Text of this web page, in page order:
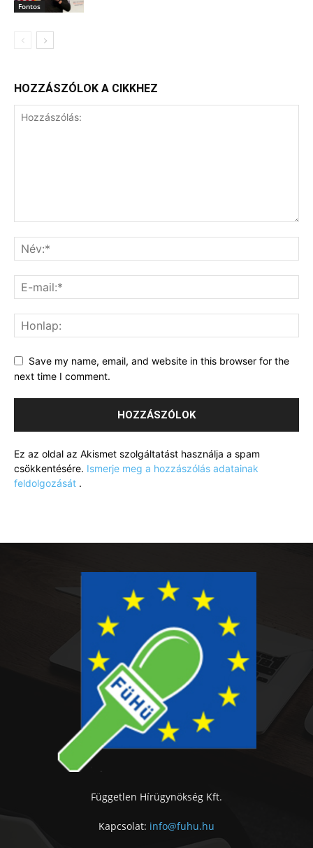
Fontos
HOZZÁSZÓLOK A CIKKHEZ
Save my name, email, and website in this browser for the
next time I comment.
Ez az oldal az Akismet szolgáltatást használja a spam
csökkentésére. Ismerje meg a hozzászólás adatainak
feldolgozását .
Független Hírügynökség Kft.
Kapcsolat: info@fuhu.hu